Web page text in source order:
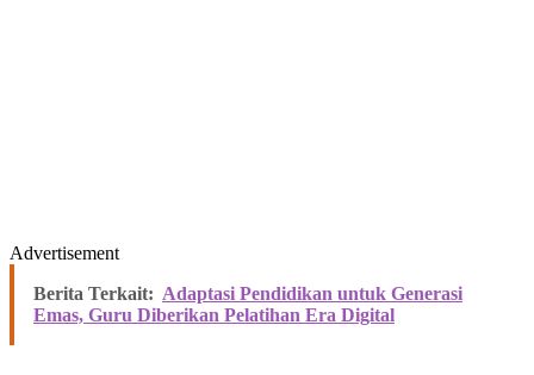
Advertisement
Berita Terkait: Adaptasi Pendidikan untuk Generasi
Emas, Guru Diberikan Pelatihan Era Digital